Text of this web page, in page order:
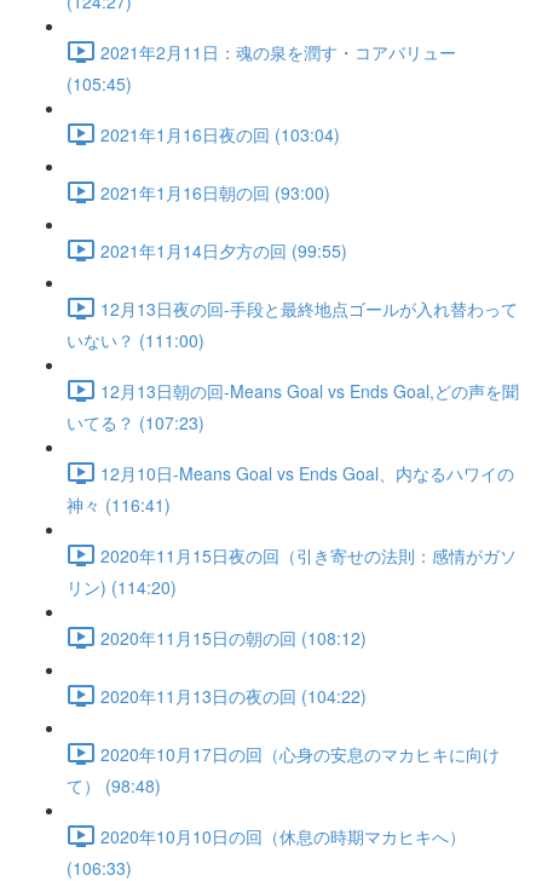
2021年2月11日：魂の泉を潤す・コアバリュー
(105:45)
2021年1月16日夜の回 (103:04)
2021年1月16日朝の回 (93:00)
2021年1月14日夕方の回 (99:55)
12月13日夜の回-手段と最終地点ゴールが入れ替わって
いない？ (111:00)
12月13日朝の回-Means Goal vs Ends Goal,どの声を聞
いてる？ (107:23)
12月10日-Means Goal vs Ends Goal、内なるハワイの
神々 (116:41)
2020年11月15日夜の回（引き寄せの法則：感情がガソ
リン) (114:20)
2020年11月15日の朝の回 (108:12)
2020年11月13日の夜の回 (104:22)
2020年10月17日の回（心身の安息のマカヒキに向け
て） (98:48)
2020年10月10日の回（休息の時期マカヒキへ）
(106:33)